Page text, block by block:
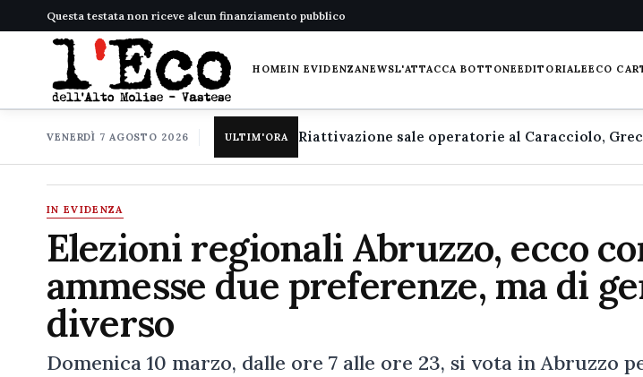
Questa testata non riceve alcun finanziamento pubblico
HOMEIN EVIDENZANEWSL'ATTACCA BOTTONEEDITORIALEECO
VENERDÌ 7 AGOSTO 2026 ULTIM'ORA
IN EVIDENZA
Elezioni regionali Abruzzo, ecco
ammesse due preferenze, ma di
diverso
Domenica 10 marzo, dalle ore 7 alle ore 23, si vota in Abruzzo